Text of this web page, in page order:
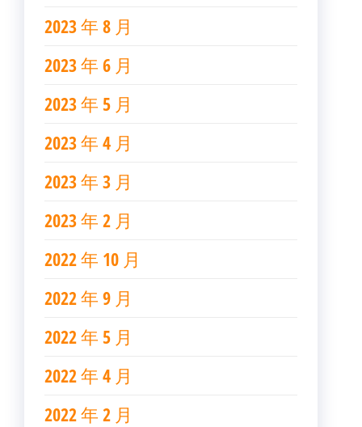
2023 年 8 月
2023 年 6 月
2023 年 5 月
2023 年 4 月
2023 年 3 月
2023 年 2 月
2022 年 10 月
2022 年 9 月
2022 年 5 月
2022 年 4 月
2022 年 2 月